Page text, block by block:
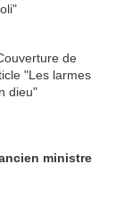
ministre